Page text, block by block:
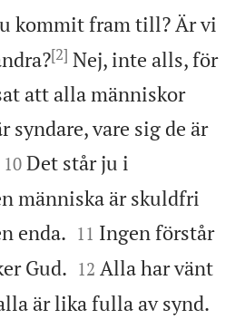
kommit fram till? Är vi
[2] Nej, inte alls, för
att alla människor
syndare, vare sig de är


10 Det står ju i
människa är skuldfri
enda. 

11 Ingen förstår
Gud. 

12 Alla har vänt
är lika fulla av synd.